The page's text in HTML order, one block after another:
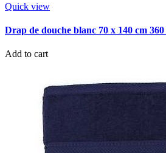
Quick view
Drap de douche blanc 70 x 140 cm
Add to cart